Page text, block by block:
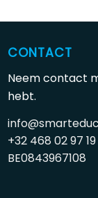
CONTACT
Neem contact
hebt.
+32 468 02 97 19
BE0843967108